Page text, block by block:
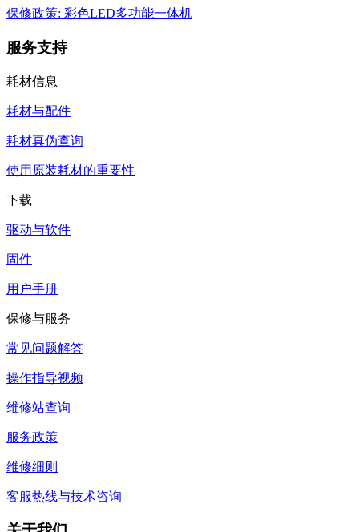
保修政策: 彩色LED多功能一体机
服务支持
耗材信息
耗材与配件
耗材真伪查询
使用原装耗材的重要性
下载
驱动与软件
固件
用户手册
保修与服务
常见问题解答
操作指导视频
维修站查询
服务政策
维修细则
客服热线与技术咨询